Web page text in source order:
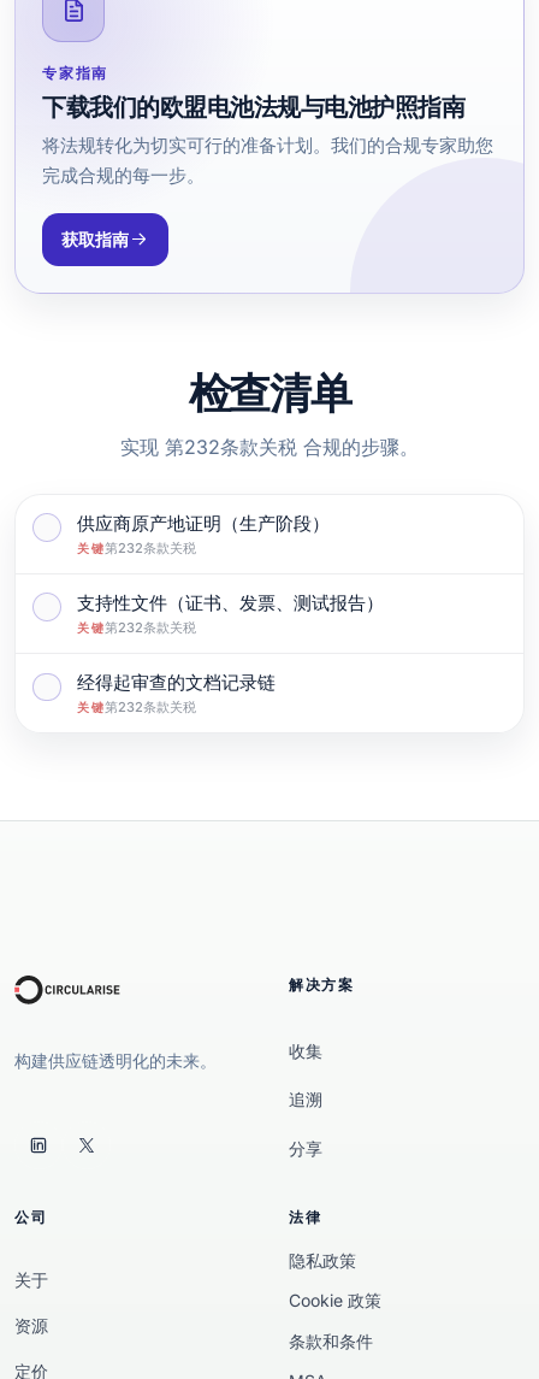
专家指南
下载我们的欧盟电池法规与电池护照指南
将法规转化为切实可行的准备计划。我们的合规专家助您
完成合规的每一步。
获取指南
检查清单
实现 第232条款关税 合规的步骤。
标记为完成: 供应商原产地证明（生产阶段）
供应商原产地证明（生产阶段）
关键第232条款关税
标记为完成: 支持性文件（证书、发票、测试报告）
支持性文件（证书、发票、测试报告）
关键第232条款关税
标记为完成: 经得起审查的文档记录链
经得起审查的文档记录链
关键第232条款关税
构建供应链透明化的未来。
解决方案
收集
追溯
分享
公司
关于
资源
定价
法律
隐私政策
Cookie 政策
条款和条件